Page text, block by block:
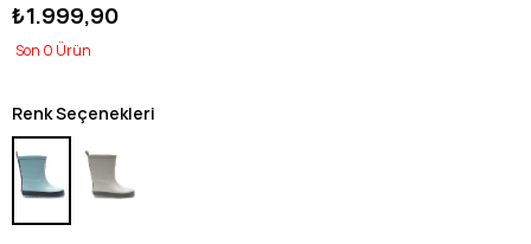
₺1.999,90
0
Renk Seçenekleri